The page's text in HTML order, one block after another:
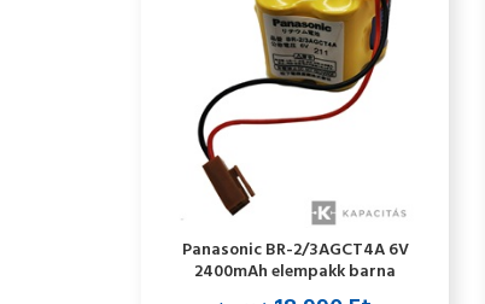
Panasonic BR-2/3AGCT4A 6V
2400mAh elempakk barna
csatlakozós